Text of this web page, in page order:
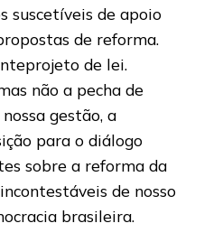
suscetíveis de apoio
de reforma.
de lei.
não a pecha de
gestão, a
para o diálogo
sobre a reforma da
de nosso
brasileira.